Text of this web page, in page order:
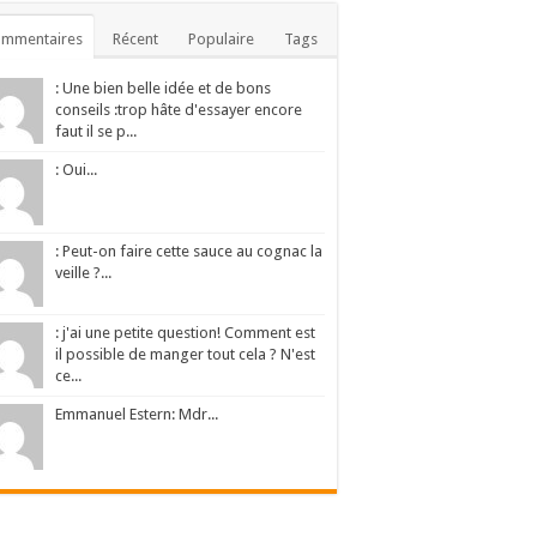
Récent Populaire Tags
: Une bien belle idée et de bons
conseils :trop hâte d'essayer encore
faut il se p...
: Oui...
: Peut-on faire cette sauce au cognac la
veille ?...
: j'ai une petite question! Comment est
il possible de manger tout cela ? N'est
ce...
Emmanuel Estern: Mdr...